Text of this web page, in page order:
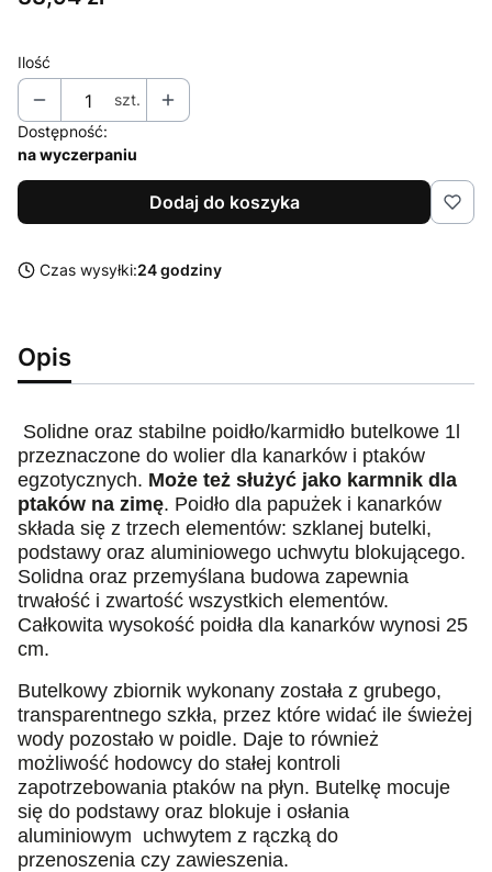
Ilość
szt.
Dostępność:
na wyczerpaniu
Dodaj do koszyka
Czas wysyłki:24 godziny
Opis
Solidne oraz stabilne poidło/karmidło butelkowe 1l
przeznaczone do wolier dla kanarków i ptaków
egzotycznych. Może też służyć jako karmnik dla
ptaków na zimę. Poidło dla papużek i kanarków
składa się z trzech elementów: szklanej butelki,
podstawy oraz aluminiowego uchwytu blokującego.
Solidna oraz przemyślana budowa zapewnia
trwałość i zwartość wszystkich elementów.
Całkowita wysokość poidła dla kanarków wynosi 25
cm.
Butelkowy zbiornik wykonany została z grubego,
transparentnego szkła, przez które widać ile świeżej
wody pozostało w poidle. Daje to również
możliwość hodowcy do stałej kontroli
zapotrzebowania ptaków na płyn. Butelkę mocuje
się do podstawy oraz blokuje i osłania
aluminiowym uchwytem z rączką do
przenoszenia czy zawieszenia.